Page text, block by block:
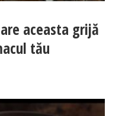
aceasta grijă
tău